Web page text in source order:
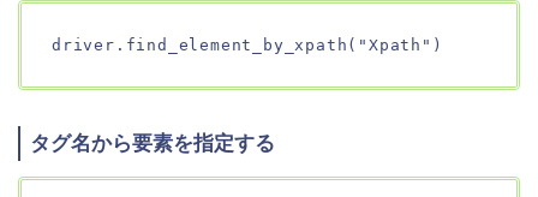
driver.find_element_by_xpath("Xpath")
タグ名から要素を指定する